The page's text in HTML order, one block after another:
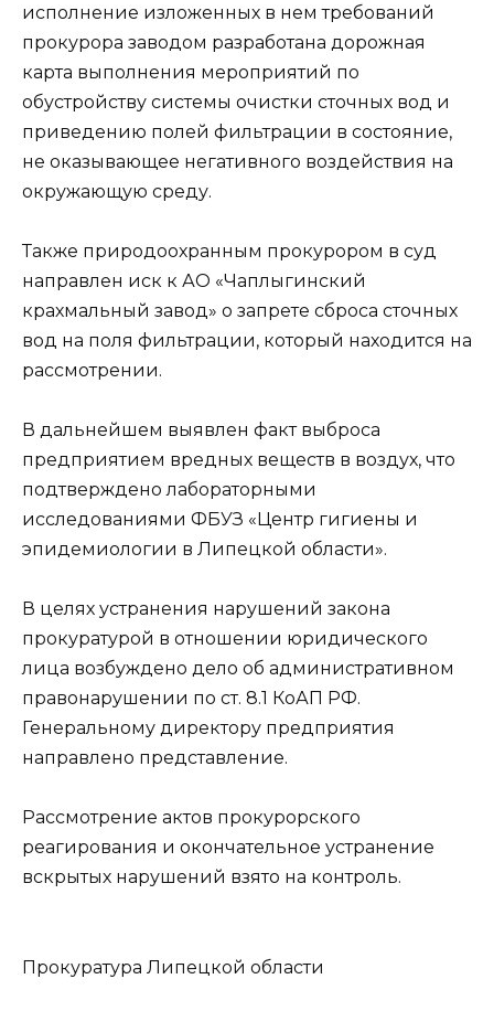
исполнение изложенных в нем требований
прокурора заводом разработана дорожная
карта выполнения мероприятий по
обустройству системы очистки сточных вод и
приведению полей фильтрации в состояние,
не оказывающее негативного воздействия на
окружающую среду.
Также природоохранным прокурором в суд
направлен иск к АО «Чаплыгинский
крахмальный завод» о запрете сброса сточных
вод на поля фильтрации, который находится на
рассмотрении.
В дальнейшем выявлен факт выброса
предприятием вредных веществ в воздух, что
подтверждено лабораторными
исследованиями ФБУЗ «Центр гигиены и
эпидемиологии в Липецкой области».
В целях устранения нарушений закона
прокуратурой в отношении юридического
лица возбуждено дело об административном
правонарушении по ст. 8.1 КоАП РФ.
Генеральному директору предприятия
направлено представление.
Рассмотрение актов прокурорского
реагирования и окончательное устранение
вскрытых нарушений взято на контроль.
Прокуратура Липецкой области